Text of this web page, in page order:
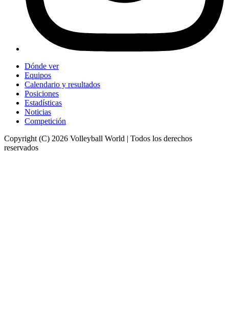
Dónde ver
Equipos
Calendario y resultados
Posiciones
Estadísticas
Noticias
Competición
Copyright (C) 2026 Volleyball World | Todos los derechos
reservados